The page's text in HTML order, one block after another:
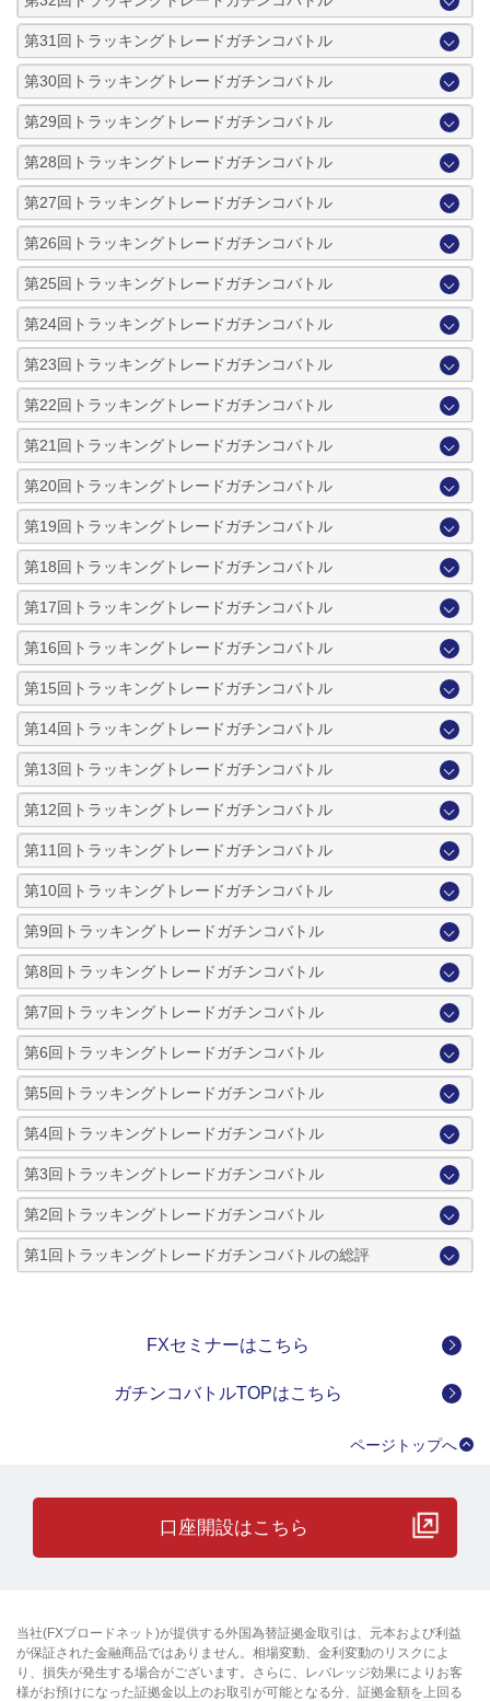
第31回トラッキングトレードガチンコバトル
第30回トラッキングトレードガチンコバトル
第29回トラッキングトレードガチンコバトル
第28回トラッキングトレードガチンコバトル
第27回トラッキングトレードガチンコバトル
第26回トラッキングトレードガチンコバトル
第25回トラッキングトレードガチンコバトル
第24回トラッキングトレードガチンコバトル
第23回トラッキングトレードガチンコバトル
第22回トラッキングトレードガチンコバトル
第21回トラッキングトレードガチンコバトル
第20回トラッキングトレードガチンコバトル
第19回トラッキングトレードガチンコバトル
第18回トラッキングトレードガチンコバトル
第17回トラッキングトレードガチンコバトル
第16回トラッキングトレードガチンコバトル
第15回トラッキングトレードガチンコバトル
第14回トラッキングトレードガチンコバトル
第13回トラッキングトレードガチンコバトル
第12回トラッキングトレードガチンコバトル
第11回トラッキングトレードガチンコバトル
第10回トラッキングトレードガチンコバトル
第9回トラッキングトレードガチンコバトル
第8回トラッキングトレードガチンコバトル
第7回トラッキングトレードガチンコバトル
第6回トラッキングトレードガチンコバトル
第5回トラッキングトレードガチンコバトル
第4回トラッキングトレードガチンコバトル
第3回トラッキングトレードガチンコバトル
第2回トラッキングトレードガチンコバトル
第1回トラッキングトレードガチンコバトルの総評
FXセミナーはこちら
ガチンコバトルTOPはこちら
ページトップへ
口座開設はこちら
当社(FXブロードネット)が提供する外国為替証拠金取引は、元本および利益
が保証された金融商品ではありません。相場変動、金利変動のリスクによ
り、損失が発生する場合がございます。さらに、レバレッジ効果によりお客
様がお預けになった証拠金以上のお取引が可能となる分、証拠金額を上回る